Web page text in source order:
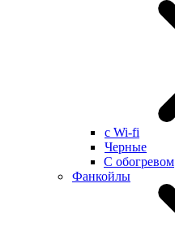
с Wi-fi
Черные
С обогревом
Фанкойлы